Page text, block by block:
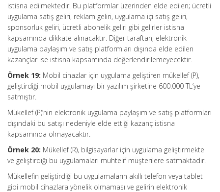
istisna edilmektedir. Bu platformlar üzerinden elde edilen; ücretli
uygulama satış geliri, reklam geliri, uygulama içi satış geliri,
sponsorluk geliri, ücretli abonelik geliri gibi gelirler istisna
kapsamında dikkate alınacaktır. Diğer taraftan, elektronik
uygulama paylaşım ve satış platformları dışında elde edilen
kazançlar ise istisna kapsamında değerlendirilemeyecektir.
Örnek 19: Mobil cihazlar için uygulama geliştiren mükellef (P),
geliştirdiği mobil uygulamayı bir yazılım şirketine 600.000 TL’ye
satmıştır.
Mükellef (P)’nin elektronik uygulama paylaşım ve satış platformları
dışındaki bu satışı nedeniyle elde ettiği kazanç istisna
kapsamında olmayacaktır.
Örnek 20: Mükellef (R), bilgisayarlar için uygulama geliştirmekte
ve geliştirdiği bu uygulamaları muhtelif müşterilere satmaktadır.
Mükellefin geliştirdiği bu uygulamaların akıllı telefon veya tablet
gibi mobil cihazlara yönelik olmaması ve gelirin elektronik